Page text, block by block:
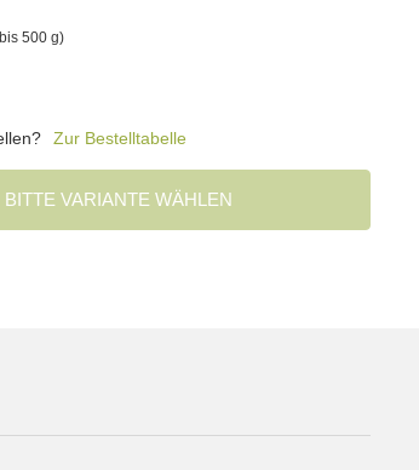
500 g)
Zur Bestelltabelle
BITTE VARIANTE WÄHLEN